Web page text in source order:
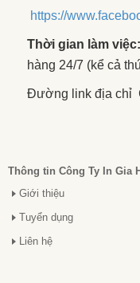
https://
Thời gian làm việc:
hàng 24/7 (kể cả
Đường link địa chỉ
Thông tin Công Ty In Gia
Giới thiệu
Tuyển dụng
Liên hệ